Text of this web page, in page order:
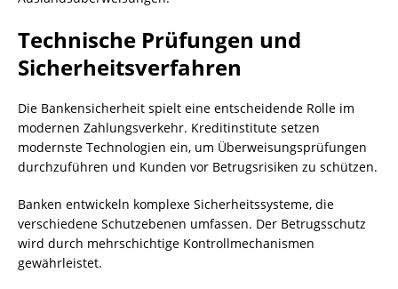
Technische Prüfungen und
Sicherheitsverfahren
Die Bankensicherheit spielt eine entscheidende Rolle im
modernen Zahlungsverkehr. Kreditinstitute setzen
modernste Technologien ein, um Überweisungsprüfungen
durchzuführen und Kunden vor Betrugsrisiken zu schützen.
Banken entwickeln komplexe Sicherheitssysteme, die
verschiedene Schutzebenen umfassen. Der Betrugsschutz
wird durch mehrschichtige Kontrollmechanismen
gewährleistet.